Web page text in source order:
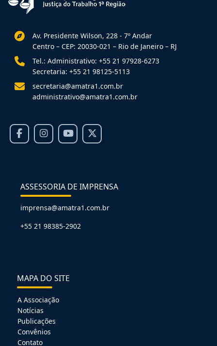
Av. Presidente Wilson, 228 - 7º Andar
Centro – CEP: 20030-021 – Rio de Janeiro – RJ
Tel.: Administrativo: +55 21 97928-6273
Secretaria: +55 21 98125-5113
secretaria@amatra1.com.br
administrativo@amatra1.com.br
ASSESSORIA DE IMPRENSA
imprensa@amatra1.com.br
+55 21 98385-2902
MAPA DO SITE
A Associação
Notícias
Publicações
Convênios
Contato